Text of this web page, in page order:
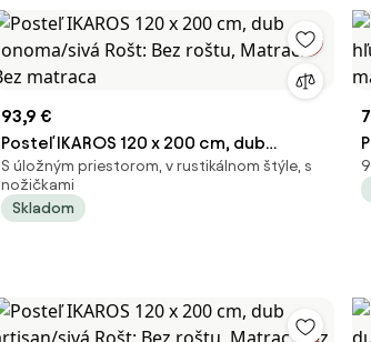
93,9 €
Posteľ IKAROS 120 x 200 cm, dub
sonoma/sivá Rošt: Bez roštu, Matrac:
Bez matraca
S úložným priestorom, v rustikálnom štýle, s
nožičkami
Skladom